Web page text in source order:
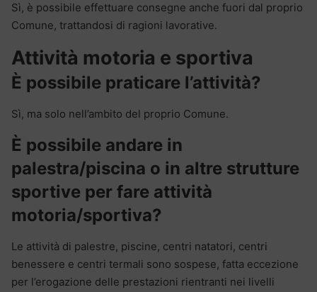
Sì, è possibile effettuare consegne anche fuori dal proprio
Comune, trattandosi di ragioni lavorative.
Attività motoria e sportiva
È possibile praticare l’attività?
Sì, ma solo nell’ambito del proprio Comune.
È possibile andare in
palestra/piscina o in altre strutture
sportive per fare attività
motoria/sportiva?
Le attività di palestre, piscine, centri natatori, centri
benessere e centri termali sono sospese, fatta eccezione
per l’erogazione delle prestazioni rientranti nei livelli